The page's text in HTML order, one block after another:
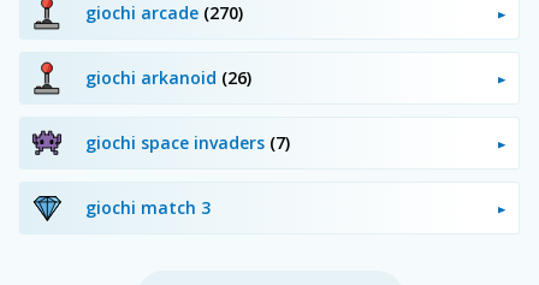
giochi arcade (270)
giochi arkanoid (26)
giochi space invaders (7)
giochi match 3